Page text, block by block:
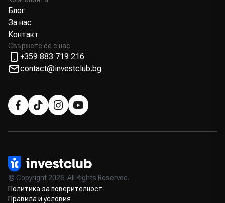
Блог
За нас
Контакт
Свържете се с нас
+359 883 719 216
contact@investclub.bg
© Copyright 2026. All Rights Reserved.
Политика за поверителност
Правила и условия